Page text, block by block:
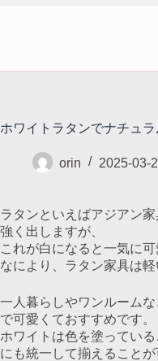
ホワイトラタンでナチュ
orin 2025-03-
ラタンといえばアジアン
強く出しますが、
これが白になると一気に
なにより、ラタン家具は
一人暮らしやワンルーム
で可愛くておすすめです。
ホワイトは色を塗ってい
にも統一して揃えること